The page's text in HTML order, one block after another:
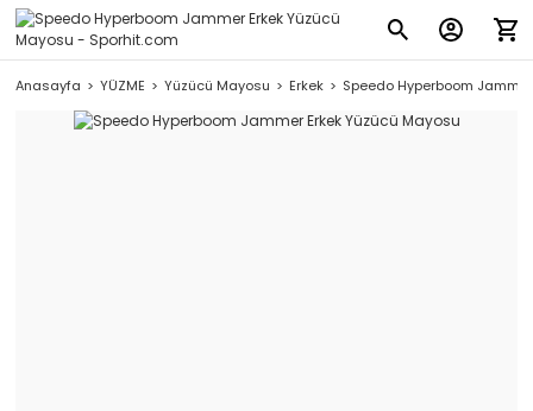
Anasayfa YÜZME Yüzücü Mayosu Erkek Speedo Hyperboom